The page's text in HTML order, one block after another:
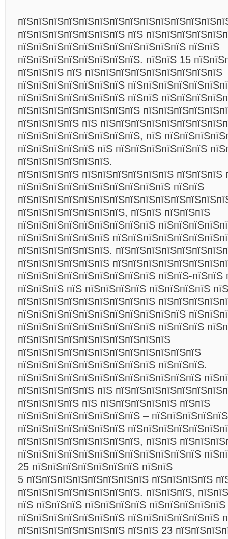
пїЅпїЅпїЅпїЅпїЅпїЅпїЅ пїЅ
пїЅпїЅпїЅпїЅпїЅпїЅпїЅпїЅпїЅпїЅпїЅ пїЅпїЅ
пїЅпїЅпїЅпїЅпїЅпїЅпїЅпїЅ. пїЅпїЅ 15
пїЅпїЅпїЅ пїЅ пїЅпїЅпїЅпїЅпїЅпїЅпїЅпїЅпїЅ
пїЅпїЅпїЅпїЅпїЅпїЅпїЅ
пїЅпїЅпїЅпїЅпїЅпїЅпїЅ пїЅпїЅ
пїЅпїЅпїЅпїЅпїЅпїЅпїЅпїЅ
пїЅпїЅпїЅпїЅ пїЅ
пїЅпїЅпїЅпїЅпїЅпїЅпїЅпїЅ, пїЅ
пїЅпїЅпїЅпїЅпїЅ пїЅ пїЅпїЅпїЅпїЅпїЅпїЅ
пїЅпїЅпїЅпїЅпїЅпїЅ.
пїЅпїЅпїЅпїЅ пїЅпїЅпїЅпїЅпїЅпїЅ пїЅпїЅпїЅ
пїЅпїЅпїЅпїЅпїЅпїЅпїЅпїЅпїЅпїЅ пїЅпїЅ
пїЅпїЅпїЅпїЅпїЅпїЅпїЅ, пїЅпїЅ пїЅпїЅпїЅ
пїЅпїЅпїЅпїЅпїЅпїЅпїЅпїЅпїЅ
пїЅпїЅпїЅпїЅпїЅпїЅ
пїЅпїЅпїЅпїЅпїЅпїЅ.
пїЅпїЅпїЅпїЅпїЅпїЅ
пїЅпїЅпїЅпїЅпїЅпїЅпїЅпїЅпїЅ пїЅпїЅ-пїЅпїЅ
пїЅпїЅпїЅ пїЅ пїЅпїЅпїЅпїЅ пїЅпїЅпїЅпїЅ
пїЅпїЅпїЅпїЅпїЅпїЅпїЅпїЅпїЅ
пїЅпїЅпїЅпїЅпїЅпїЅпїЅпїЅпїЅпїЅпїЅ
пїЅпїЅпїЅпїЅпїЅпїЅпїЅпїЅпїЅ пїЅпїЅпїЅ
пїЅпїЅпїЅпїЅпїЅпїЅпїЅпїЅпїЅпїЅ
пїЅпїЅпїЅпїЅпїЅпїЅпїЅпїЅпїЅпїЅпїЅпїЅ
пїЅпїЅпїЅпїЅпїЅпїЅпїЅпїЅпїЅ пїЅпїЅпїЅ.
пїЅпїЅпїЅпїЅпїЅпїЅпїЅпїЅпїЅпїЅпїЅпїЅ
пїЅпїЅпїЅпїЅпїЅ пїЅ
пїЅпїЅпїЅпїЅ пїЅ пїЅпїЅпїЅпїЅпїЅ пїЅпїЅ
пїЅпїЅпїЅпїЅпїЅпїЅпїЅпїЅ –
пїЅпїЅпїЅпїЅпїЅпїЅпїЅ
пїЅпїЅпїЅпїЅпїЅпїЅпїЅпїЅ, пїЅпїЅ
пїЅпїЅпїЅпїЅпїЅпїЅпїЅпїЅпїЅпїЅпїЅпїЅ
25 пїЅпїЅпїЅпїЅпїЅпїЅпїЅ пїЅпїЅ
5 пїЅпїЅпїЅпїЅпїЅпїЅпїЅпїЅ пїЅпїЅпїЅпїЅ
пїЅпїЅпїЅпїЅпїЅпїЅпїЅпїЅ. пїЅпїЅпїЅ,
пїЅ пїЅпїЅпїЅ пїЅпїЅпїЅпїЅ пїЅпїЅпїЅпїЅпїЅ
пїЅпїЅпїЅпїЅпїЅпїЅпїЅ пїЅпїЅпїЅпїЅпїЅпїЅ
пїЅпїЅпїЅпїЅпїЅпїЅпїЅ пїЅпїЅ 23